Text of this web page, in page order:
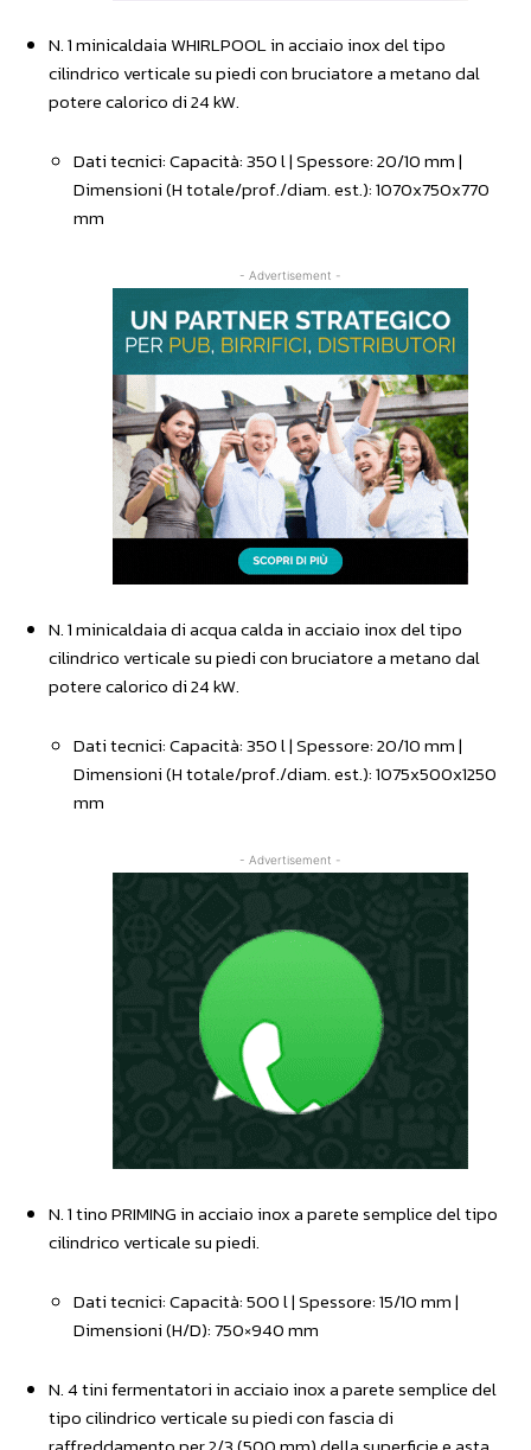
N. 1 minicaldaia WHIRLPOOL in acciaio inox del tipo
cilindrico verticale su piedi con bruciatore a metano dal
potere calorico di 24 kW.
Dati tecnici: Capacità: 350 l | Spessore: 20/10 mm |
Dimensioni (H totale/prof./diam. est.): 1070x750x770
mm
- Advertisement -
N. 1 minicaldaia di acqua calda in acciaio inox del tipo
cilindrico verticale su piedi con bruciatore a metano dal
potere calorico di 24 kW.
Dati tecnici: Capacità: 350 l | Spessore: 20/10 mm |
Dimensioni (H totale/prof./diam. est.): 1075x500x1250
mm
- Advertisement -
N. 1 tino PRIMING in acciaio inox a parete semplice del tipo
cilindrico verticale su piedi.
Dati tecnici: Capacità: 500 l | Spessore: 15/10 mm |
Dimensioni (H/D): 750×940 mm
N. 4 tini fermentatori in acciaio inox a parete semplice del
tipo cilindrico verticale su piedi con fascia di